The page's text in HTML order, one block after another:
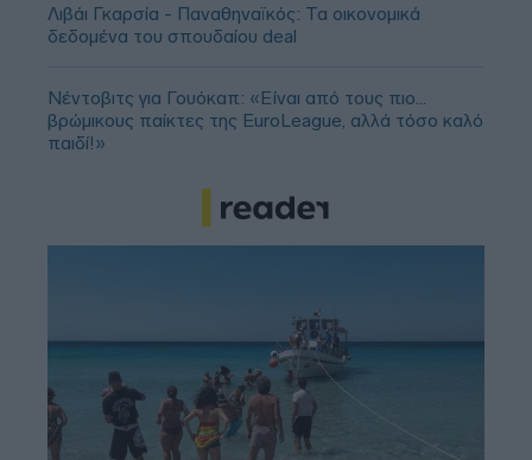
Λιβάι Γκαρσία - Παναθηναϊκός: Τα οικονομικά
δεδομένα του σπουδαίου deal
Νέντοβιτς για Γουόκαπ: «Είναι από τους πιο...
βρώμικους παίκτες της EuroLeague, αλλά τόσο καλό
παιδί!»